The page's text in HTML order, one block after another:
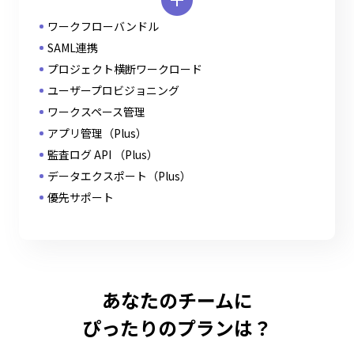
ワークフローバンドル
SAML連携
プロジェクト横断ワークロード
ユーザープロビジョニング
ワークスペース管理
アプリ管理（Plus）
監査ログ API （Plus）
データエクスポート（Plus）
優先サポート
あなたのチームに
ぴったりのプランは？